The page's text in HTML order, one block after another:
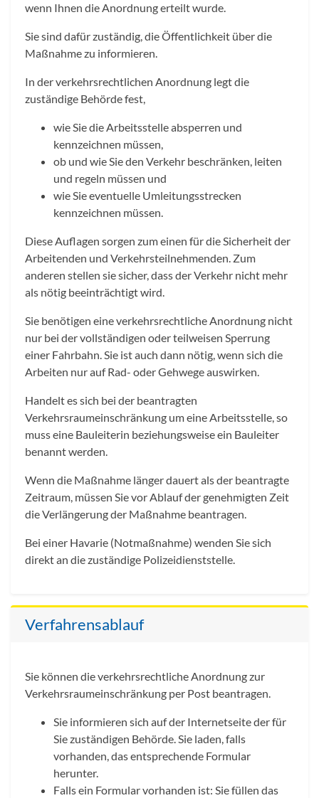
wenn Ihnen die Anordnung erteilt wurde.
Sie sind dafür zuständig, die Öffentlichkeit über die
Maßnahme zu informieren.
In der verkehrsrechtlichen Anordnung legt die
zuständige Behörde fest,
wie Sie die Arbeitsstelle absperren und
kennzeichnen müssen,
ob und wie Sie den Verkehr beschränken, leiten
und regeln müssen und
wie Sie eventuelle Umleitungsstrecken
kennzeichnen müssen.
Diese Auflagen sorgen zum einen für die Sicherheit der
Arbeitenden und Verkehrsteilnehmenden. Zum
anderen stellen sie sicher, dass der Verkehr nicht mehr
als nötig beeinträchtigt wird.
Sie benötigen eine verkehrsrechtliche Anordnung nicht
nur bei der vollständigen oder teilweisen Sperrung
einer Fahrbahn. Sie ist auch dann nötig, wenn sich die
Arbeiten nur auf Rad- oder Gehwege auswirken.
Handelt es sich bei der beantragten
Verkehrsraumeinschränkung um eine Arbeitsstelle, so
muss eine Bauleiterin beziehungsweise ein Bauleiter
benannt werden.
Wenn die Maßnahme länger dauert als der beantragte
Zeitraum, müssen Sie vor Ablauf der genehmigten Zeit
die Verlängerung der Maßnahme beantragen.
Bei einer Havarie (Notmaßnahme) wenden Sie sich
direkt an die zuständige Polizeidienststelle.
Verfahrensablauf
Sie können die verkehrsrechtliche Anordnung zur
Verkehrsraumeinschränkung per Post beantragen.
Sie informieren sich auf der Internetseite der für
Sie zuständigen Behörde. Sie laden, falls
vorhanden, das entsprechende Formular
herunter.
Falls ein Formular vorhanden ist: Sie füllen das